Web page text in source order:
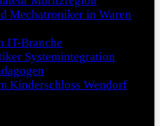
Mechatroniker in Waren
IT-Branche
Systemintegration
Kinderschloss Wendorf